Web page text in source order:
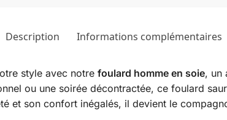
Description Informations complémentaires
style avec notre foulard homme en soie, un
ou une soirée décontractée, ce foulard
et son confort inégalés, il devient le